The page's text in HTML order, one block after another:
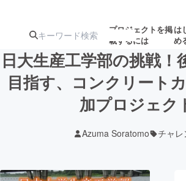
プロジェクトを掲
載するには
は
め
注目のリ 注目の新着プロ 募集終了
日大生産工学部の挑戦！
目指す、コンクリート
加プロジェク
Azuma Soratomo チャレ